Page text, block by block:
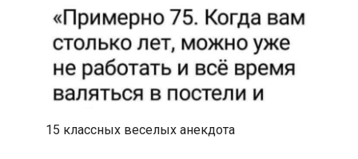
15 классных веселых анекдота